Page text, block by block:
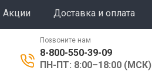
Акции Доставка и оплата
Позвоните нам
8-800-550-39-09
ПН-ПТ: 8:00–18:00 (МСК)